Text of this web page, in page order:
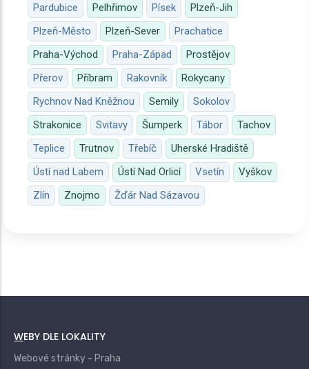
Pardubice
Pelhřimov Písek
Plzeň-Jih
Plzeň-Město
Plzeň-Sever
Prachatice
Praha-Východ
Praha-Západ
Prostějov
Přerov
Příbram Rakovník
Rokycany
Rychnov Nad Kněžnou
Semily
Sokolov
Strakonice
Svitavy Šumperk Tábor
Tachov
Teplice
Trutnov Třebíč
Uherské Hradiště
Ústí nad Labem
Ústí Nad Orlicí Vsetín
Vyškov
Zlín
Znojmo Žďár Nad Sázavou
WEBY DLE LOKALITY
Webové stránky - Praha